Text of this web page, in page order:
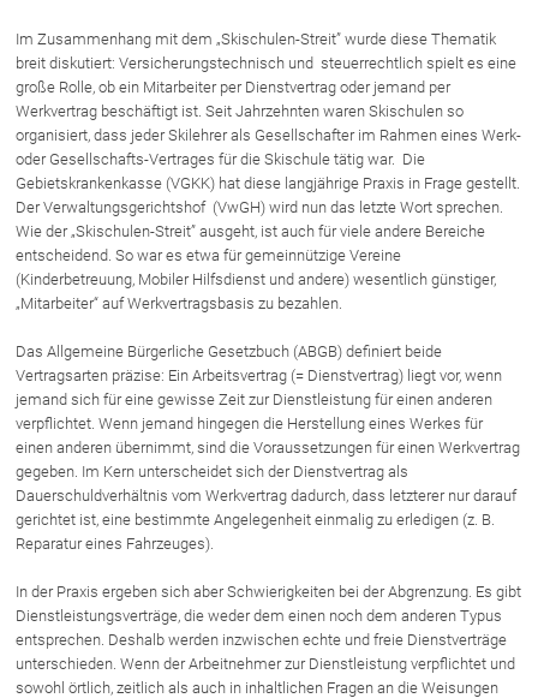
Familienrecht und Scheidungen
Prozessführung und
Schiedsgerichtsbarkeit
Skiunfälle in Österreich
Über uns
Netzwerk
Die Österreichischen Rechtsanwälte
Anwälte
Dr. Stefan Müller
Dr. Petra Piccolruaz
Dr. Roland Piccolruaz †
Mag. Raphaela Klotz
Im Zusammenhang mit dem „Skischulen-Streit” wurde diese Thematik
breit diskutiert: Versicherungstechnisch und steuerrechtlich spielt es eine
große Rolle, ob ein Mitarbeiter per Dienstvertrag oder jemand per
Werkvertrag beschäftigt ist. Seit Jahrzehnten waren Skischulen so
organisiert, dass jeder Skilehrer als Gesellschafter im Rahmen eines Werk-
oder Gesellschafts-Vertrages für die Skischule tätig war. Die
Gebietskrankenkasse (VGKK) hat diese langjährige Praxis in Frage gestellt.
Der Verwaltungsgerichtshof (VwGH) wird nun das letzte Wort sprechen.
Wie der „Skischulen-Streit” ausgeht, ist auch für viele andere Bereiche
entscheidend. So war es etwa für gemeinnützige Vereine
(Kinderbetreuung, Mobiler Hilfsdienst und andere) wesentlich günstiger,
„Mitarbeiter“ auf Werkvertragsbasis zu bezahlen.
Das Allgemeine Bürgerliche Gesetzbuch (ABGB) definiert beide
Vertragsarten präzise: Ein Arbeitsvertrag (= Dienstvertrag) liegt vor, wenn
jemand sich für eine gewisse Zeit zur Dienstleistung für einen anderen
verpflichtet. Wenn jemand hingegen die Herstellung eines Werkes für
einen anderen übernimmt, sind die Voraussetzungen für einen Werkvertrag
gegeben. Im Kern unterscheidet sich der Dienstvertrag als
Dauerschuldverhältnis vom Werkvertrag dadurch, dass letzterer nur darauf
gerichtet ist, eine bestimmte Angelegenheit einmalig zu erledigen (z. B.
Reparatur eines Fahrzeuges).
In der Praxis ergeben sich aber Schwierigkeiten bei der Abgrenzung. Es gibt
Dienstleistungsverträge, die weder dem einen noch dem anderen Typus
entsprechen. Deshalb werden inzwischen echte und freie Dienstverträge
unterschieden. Wenn der Arbeitnehmer zur Dienstleistung verpflichtet und
sowohl örtlich, zeitlich als auch in inhaltlichen Fragen an die Weisungen